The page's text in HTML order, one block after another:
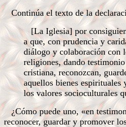
Continúa el texto de la
[La Iglesia] por
a que, con prudencia y
diálogo y colaboración con
religiones, dando
cristiana, reconozcan,
aquellos bienes espirituales
los valores socioculturales
¿Cómo puede uno, «en
reconocer, guardar y promover